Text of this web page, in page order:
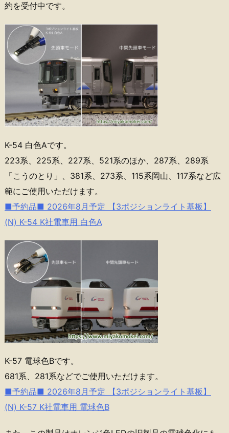
約を受付中です。
K-54 白色Aです。
223系、225系、227系、521系のほか、287系、289系
「こうのとり」、381系、273系、115系岡山、117系など広
範にご使用いただけます。
■予約品■ 2026年8月予定 【3ポジションライト基板】
(N) K-54 K社電車用 白色A
K-57 電球色Bです。
681系、281系などでご使用いただけます。
■予約品■ 2026年8月予定 【3ポジションライト基板】
(N) K-57 K社電車用 電球色B